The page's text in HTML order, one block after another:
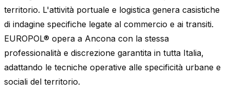
territorio. L'attività portuale e logistica genera casistiche
di indagine specifiche legate al commercio e ai transiti.
EUROPOL® opera a Ancona con la stessa
professionalità e discrezione garantita in tutta Italia,
adattando le tecniche operative alle specificità urbane e
sociali del territorio.